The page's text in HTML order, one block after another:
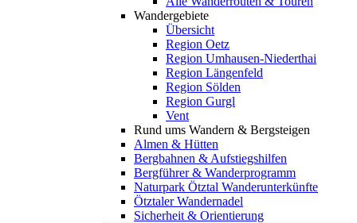
Wandergebiete
Übersicht
Region Oetz
Region Umhausen-Niederthai
Region Längenfeld
Region Sölden
Region Gurgl
Vent
Rund ums Wandern & Bergsteigen
Almen & Hütten
Bergbahnen & Aufstiegshilfen
Bergführer & Wanderprogramm
Naturpark Ötztal Wanderunterkünfte
Ötztaler Wandernadel
Sicherheit & Orientierung